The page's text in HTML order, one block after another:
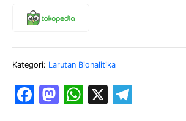
Kategori: Larutan Bionalitika
F
M W X